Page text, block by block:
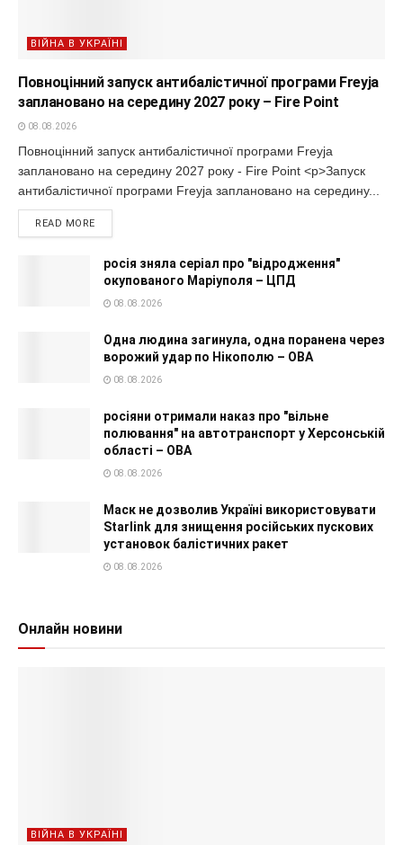
ВІЙНА В УКРАЇНІ
Повноцінний запуск антибалістичної програми Freyja
заплановано на середину 2027 року – Fire Point
08.08.2026
Повноцінний запуск антибалістичної програми Freyja
заплановано на середину 2027 року - Fire Point <p>Запуск
антибалістичної програми Freyja заплановано на середину...
READ MORE
росія зняла серіал про "відродження"
окупованого Маріуполя – ЦПД
08.08.2026
Одна людина загинула, одна поранена через
ворожий удар по Нікополю – ОВА
08.08.2026
росіяни отримали наказ про "вільне
полювання" на автотранспорт у Херсонській
області – ОВА
08.08.2026
Маск не дозволив Україні використовувати
Starlink для знищення російських пускових
установок балістичних ракет
08.08.2026
Онлайн новини
ВІЙНА В УКРАЇНІ